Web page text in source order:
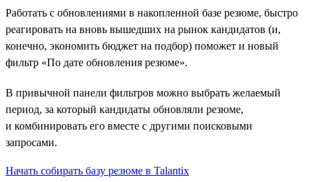
Работать с обновлениями в накопленной базе резюме, быстро
реагировать на вновь вышедших на рынок кандидатов (и,
конечно, экономить бюджет на подбор) поможет и новый
фильтр «По дате обновления резюме».
В привычной панели фильтров можно выбрать желаемый
период, за который кандидаты обновляли резюме,
и комбинировать его вместе с другими поисковыми
запросами.
Начать собирать базу резюме в Talantix